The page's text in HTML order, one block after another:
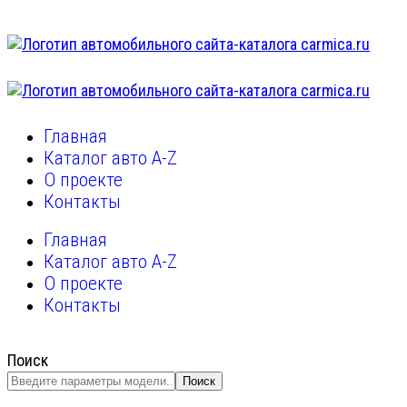
Главная
Каталог авто A-Z
О проекте
Контакты
Главная
Каталог авто A-Z
О проекте
Контакты
Поиск
Поиск